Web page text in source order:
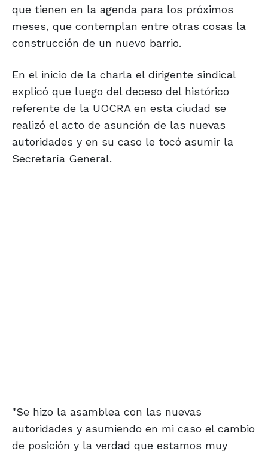
que tienen en la agenda para los próximos
meses, que contemplan entre otras cosas la
construcción de un nuevo barrio.
En el inicio de la charla el dirigente sindical
explicó que luego del deceso del histórico
referente de la UOCRA en esta ciudad se
realizó el acto de asunción de las nuevas
autoridades y en su caso le tocó asumir la
Secretaría General.
"Se hizo la asamblea con las nuevas
autoridades y asumiendo en mi caso el cambio
de posición y la verdad que estamos muy